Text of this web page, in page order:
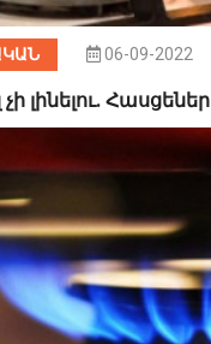
06-09-2022
լինելու. Հասցեներ